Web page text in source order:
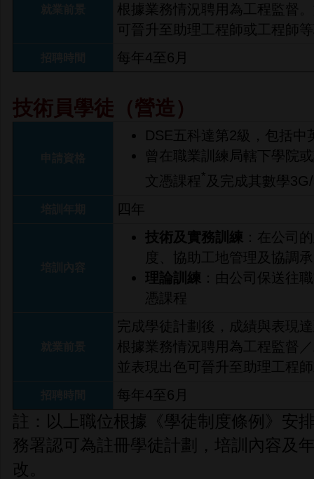
根據業務情況聘用為工程監督
可晉升至助理工程師或工程師
每年4至6月
技術員學徒（營造）
DSE五科達第2級，包括中
曾在職業訓練局轄下學院
文憑課程 * 及完成其數學
四年
技術及實務訓練 ：在公司
度、協助工地管理及協調
理論訓練 ：由公司保送往
憑課程
完成學徒計劃後，成績與表現
根據業務情況聘用為工程監督
並表現出色可晉升至助理工程
每年4至6月
註：以上職位根據《學徒制度條例》安
務署認可為註冊學徒計劃，培訓內容及
改。